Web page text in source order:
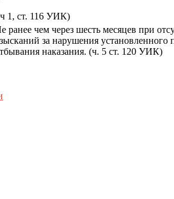
1, ст. 116 УИК)
ранее чем через шесть месяцев при
за нарушения установленного
наказания. (ч. 5 ст. 120 УИК)